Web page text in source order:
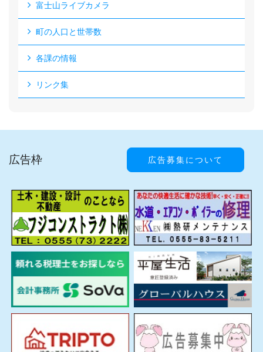
富士山ライブカメラ
町の人口と世帯数
各課の情報
リンク集
広告枠 広告募集について